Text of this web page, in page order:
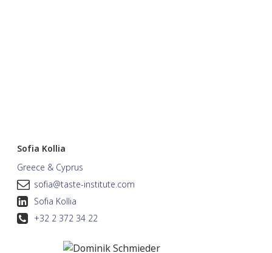
Sofia Kollia
Greece & Cyprus
sofia@taste-institute.com
Sofia Kollia
+32 2 372 34 22